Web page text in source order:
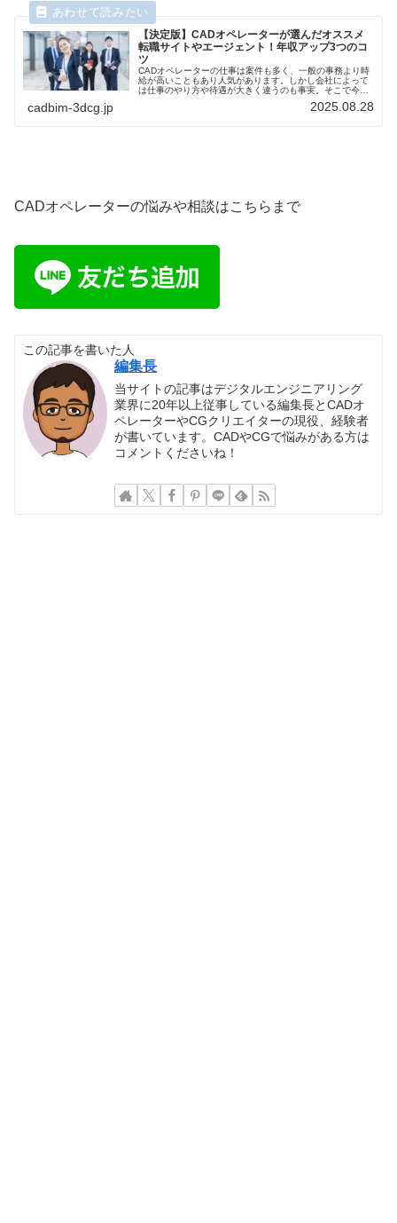
【決定版】CADオペレーターが選んだオススメ
転職サイトやエージェント！年収アップ3つのコ
ツ
CADオペレーターの仕事は案件も多く、一般の事務より時
給が高いこともあり人気があります。しかし会社によって
は仕事のやり方や待遇が大きく違うのも事実。そこで今回
おすすめの転職サイトや、その種類、それらをフル活用
ます。
cadbim-3dcg.jp 2025.08.28
CADオペレーターの悩みや相談はこちらまで
この記事を書いた人
編集長
当サイトの記事はデジタルエンジニアリング
業界に20年以上従事している編集長とCADオ
ペレーターやCGクリエイターの現役、経験者
が書いています。CADやCGで悩みがある方は
コメントくださいね！